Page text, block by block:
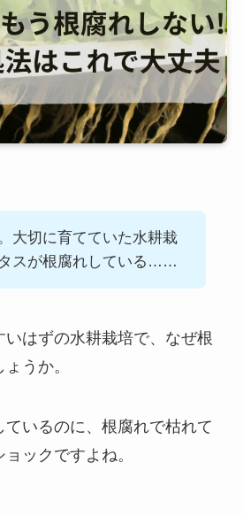
大切に育てていた水耕栽
スが根腐れしている……
はずの水耕栽培で、なぜ根
うか。
いるのに、根腐れで枯れて
ックですよね。